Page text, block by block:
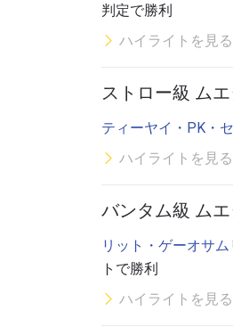
判定で勝利
ハイライトを見る
ストロー級 ム
ティーヤイ・PK・
ハイライトを見る
バンタム級 ムエ
リット・ゲーオサム
トで勝利
ハイライトを見る